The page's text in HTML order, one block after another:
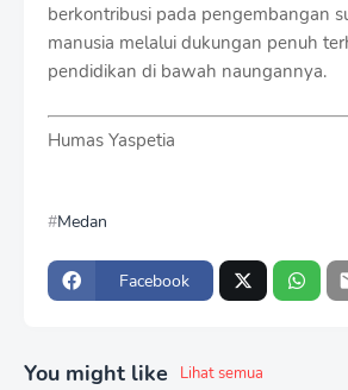
berkontribusi pada pengembangan
manusia melalui dukungan penuh
pendidikan di bawah naungannya.
Humas Yaspetia
Medan
Facebook
You might like Lihat semua